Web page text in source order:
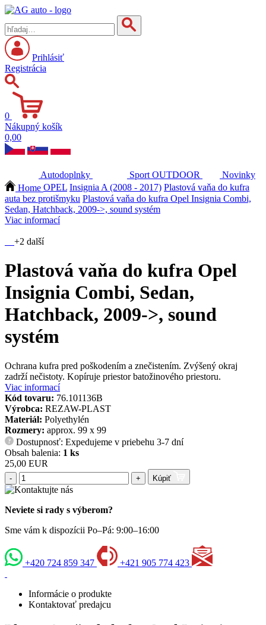
Prihlásiť
Registrácia
0
Nákupný košík
0,00
Autodoplnky Sport OUTDOOR
Novinky
Home OPEL Insignia A (2008 - 2017) Plastová vaňa do kufra
auta bez protišmyku Plastová vaňa do kufra Opel Insignia Combi,
Sedan, Hatchback, 2009->, sound systém
Viac informací
+2 další
Plastová vaňa do kufra Opel
Insignia Combi, Sedan,
Hatchback, 2009->, sound
systém
Ochrana kufra pred poškodením a znečistením. Zvýšený okraj
zadrží nečistoty. Kopíruje priestor batožinového priestoru.
Viac informací
Kód tovaru: 76.101136B
Výrobca: REZAW-PLAST
Materiál: Polyethylén
Rozmery: approx. 99 x 99
?
Dostupnosť: Expedujeme v priebehu 3-7 dní
Obsah balenia: 1 ks
25,00 EUR
- + Kúpiť
Neviete si rady s výberom?
Sme vám k dispozícii Po–Pá: 9:00–16:00
+420 724 859 347 +421 905 774 423
Informácie o produkte
Kontaktovať predajcu